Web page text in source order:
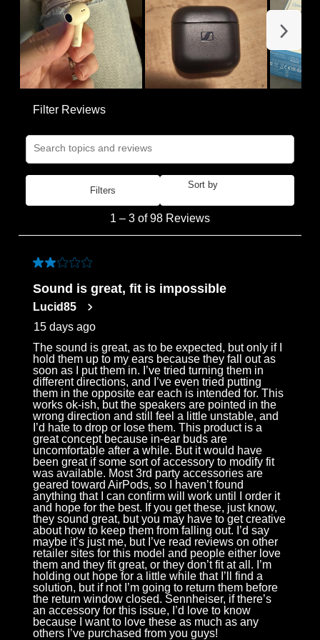
form.
form.
form.
form.
form.
Filter Reviews
Search topics and reviews search region
Filters
Sort by
Reviews
1 – 3 of 98 Reviews
2 out of 5 stars.
Sound is great, fit is impossible
Lucid85
15 days ago
The sound is great, as to be expected, but only if I
hold them up to my ears because they fall out as
soon as I put them in. I’ve tried turning them in
different directions, and I’ve even tried putting
them in the opposite ear each is intended for. This
works ok-ish, but the speakers are pointed in the
wrong direction and still feel a little unstable, and
I’d hate to drop or lose them. This product is a
great concept because in-ear buds are
uncomfortable after a while. But it would have
been great if some sort of accessory to modify fit
was available. Most 3rd party accessories are
geared toward AirPods, so I haven’t found
anything that I can confirm will work until I order it
and hope for the best. If you get these, just know,
they sound great, but you may have to get creative
about how to keep them from falling out. I’d say
maybe it’s just me, but I’ve read reviews on other
retailer sites for this model and people either love
them and they fit great, or they don’t fit at all. I’m
holding out hope for a little while that I’ll find a
solution, but if not I’m going to return them before
the return window closed. Sennheiser, if there’s
an accessory for this issue, I’d love to know
because I want to love these as much as any
others I’ve purchased from you guys!